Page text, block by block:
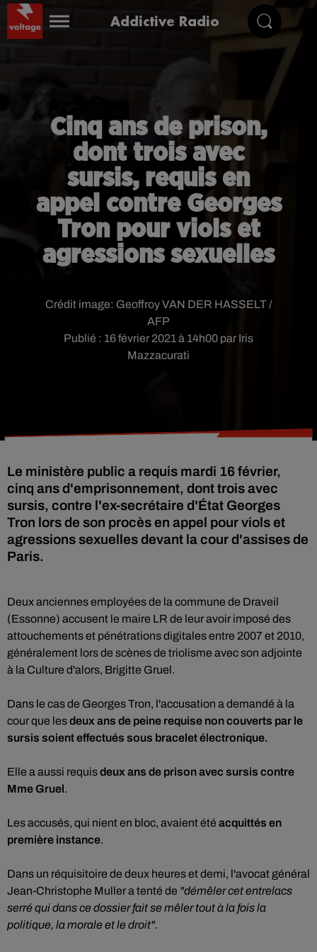
Addictive Radio
Cinq ans de prison,
dont trois avec
sursis, requis en
appel contre Georges
Tron pour viols et
agressions sexuelles
Publié : 16 février 2021 à 14h00 par Iris
Mazzacurati
Crédit image: Geoffroy VAN DER HASSELT /
AFP
Le ministère public a requis mardi 16 février,
cinq ans d'emprisonnement, dont trois avec
sursis, contre l'ex-secrétaire d'État Georges
Tron lors de son procès en appel pour viols et
agressions sexuelles devant la cour d'assises de
Paris.
Deux anciennes employées de la commune de Draveil
(Essonne) accusent le maire LR de leur avoir imposé des
attouchements et pénétrations digitales entre 2007 et 2010,
généralement lors de scènes de triolisme avec son adjointe
à la Culture d'alors, Brigitte Gruel.
Dans le cas de Georges Tron, l'accusation a demandé à la
cour que lesdeux ans de peine requise non couverts par le
sursis soient effectués sous bracelet électronique.
Elle a aussi requisdeux ans de prison avec sursis contre
Mme Gruel.
Les accusés, qui nient en bloc, avaient été acquittés en
première instance.
Dans un réquisitoire de deux heures et demi, l'avocat général
Jean-Christophe Muller a tenté de "démêler cet entrelacs
serré qui dans ce dossier fait se mêler tout à la fois la
politique, la morale et le droit".